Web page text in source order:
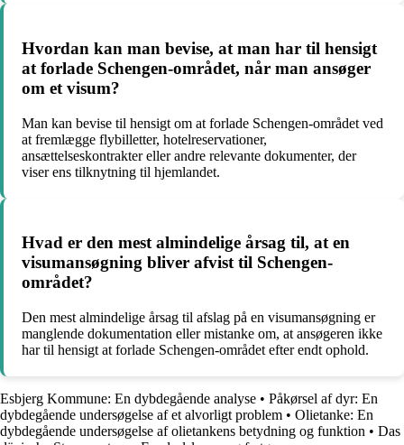
Hvordan kan man bevise, at man har til hensigt
at forlade Schengen-området, når man ansøger
om et visum?
Man kan bevise til hensigt om at forlade Schengen-området ved
at fremlægge flybilletter, hotelreservationer,
ansættelseskontrakter eller andre relevante dokumenter, der
viser ens tilknytning til hjemlandet.
Hvad er den mest almindelige årsag til, at en
visumansøgning bliver afvist til Schengen-
området?
Den mest almindelige årsag til afslag på en visumansøgning er
manglende dokumentation eller mistanke om, at ansøgeren ikke
har til hensigt at forlade Schengen-området efter endt ophold.
Esbjerg Kommune: En dybdegående analyse • Påkørsel af dyr: En
dybdegående undersøgelse af et alvorligt problem • Olietanke: En
dybdegående undersøgelse af olietankens betydning og funktion • Das